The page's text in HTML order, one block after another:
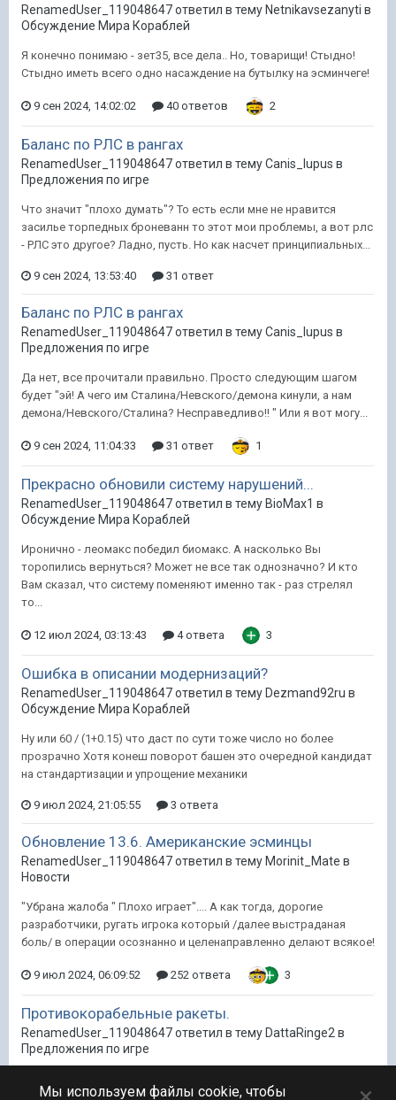
RenamedUser_119048647 ответил в тему Netnikavsezanyti в
Обсуждение Мира Кораблей
Я конечно понимаю - зет35, все дела.. Но, товарищи! Стыдно!
Стыдно иметь всего одно насаждение на бутылку на эсминчеге!
9 сен 2024, 14:02:02 40 ответов 2
Баланс по РЛС в рангах
RenamedUser_119048647 ответил в тему Canis_lupus в
Предложения по игре
Что значит "плохо думать"? То есть если мне не нравится
засилье торпедных броневанн то этот мои проблемы, а вот рлс
- РЛС это другое? Ладно, пусть. Но как насчет принципиальных...
9 сен 2024, 13:53:40 31 ответ
Баланс по РЛС в рангах
RenamedUser_119048647 ответил в тему Canis_lupus в
Предложения по игре
Да нет, все прочитали правильно. Просто следующим шагом
будет "эй! А чего им Сталина/Невского/демона кинули, а нам
демона/Невского/Сталина? Несправедливо!! " Или я вот могу...
9 сен 2024, 11:04:33 31 ответ 1
Прекрасно обновили систему нарушений...
RenamedUser_119048647 ответил в тему BioMax1 в
Обсуждение Мира Кораблей
Иронично - леомакс победил биомакс. А насколько Вы
торопились вернуться? Может не все так однозначно? И кто
Вам сказал, что систему поменяют именно так - раз стрелял
то...
12 июл 2024, 03:13:43 4 ответа 3
Ошибка в описании модернизаций?
RenamedUser_119048647 ответил в тему Dezmand92ru в
Обсуждение Мира Кораблей
Ну или 60 / (1+0.15) что даст по сути тоже число но более
прозрачно Хотя конеш поворот башен это очередной кандидат
на стандартизации и упрощение механики
9 июл 2024, 21:05:55 3 ответа
Обновление 13.6. Американские эсминцы
RenamedUser_119048647 ответил в тему Morinit_Mate в
Новости
"Убрана жалоба " Плохо играет".... А как тогда, дорогие
разработчики, ругать игрока который /далее выстраданая
боль/ в операции осознанно и целенаправленно делают всякое!
9 июл 2024, 06:09:52 252 ответа 3
Противокорабельные ракеты.
RenamedUser_119048647 ответил в тему DattaRinge2 в
Предложения по игре
абсолютно неверна. Авик никогда не был дешёвым
Мы используем файлы cookie, чтобы